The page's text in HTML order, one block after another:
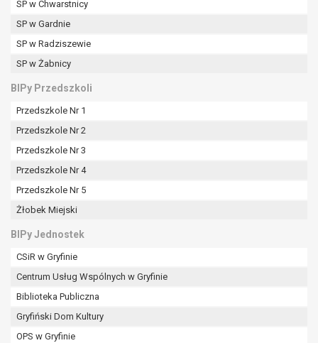
SP w Chwarstnicy
SP w Gardnie
SP w Radziszewie
SP w Żabnicy
BIPy Przedszkoli
Przedszkole Nr 1
Przedszkole Nr 2
Przedszkole Nr 3
Przedszkole Nr 4
Przedszkole Nr 5
Żłobek Miejski
BIPy Jednostek
CSiR w Gryfinie
Centrum Usług Wspólnych w Gryfinie
Biblioteka Publiczna
Gryfiński Dom Kultury
OPS w Gryfinie